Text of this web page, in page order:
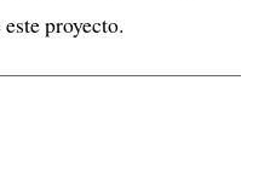
proyecto.